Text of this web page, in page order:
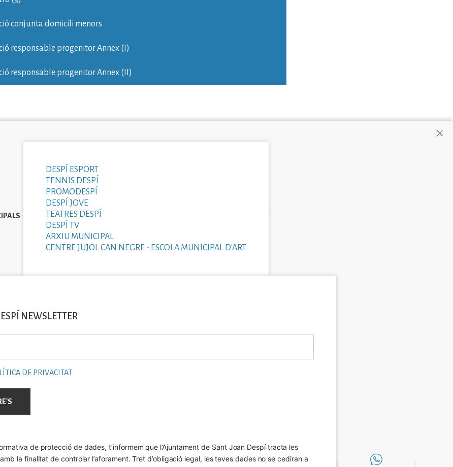
conjunta domicili menors
responsable progenitor Annex (I)
responsable progenitor Annex (II)
DESPÍ ESPORT
TENNIS DESPÍ
PROMODESPÍ
DESPÍ JOVE
TEATRES DESPÍ
DESPÍ TV
ARXIU MUNICIPAL
CENTRE JUJOL CAN NEGRE - ESCOLA MUNICIPAL D'ART
NEWSLETTER
DE PRIVACITAT
de protecció de dades, t’informem que l’Ajuntament de Sant Joan Despí tracta les
la finalitat de controlar l’aforament. Tret d’obligació legal, les teves dades no se cediran a